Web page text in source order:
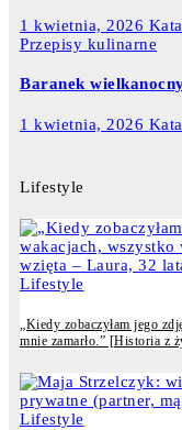
1 kwietnia, 2026
Przepisy kulinarne
Baranek
1 kwietnia, 2026
Lifestyle
Lifestyle
„Kiedy zobaczyłam jego
mnie zamarło.” [Historia z
Lifestyle